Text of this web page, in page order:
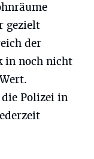
gezielt
der
in noch nicht
Polizei in